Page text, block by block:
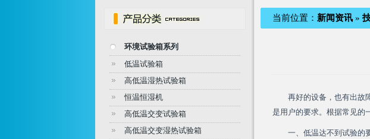
环境试验箱系列
低温试验箱
高低温湿热试验箱
恒温恒湿机
高低温交变试验箱
高低温交变湿热试验箱
当前位置： 新闻资讯 »
再好的设备，也有出故障
是用户的要求。根据常见的
一、低温达不到试验的要